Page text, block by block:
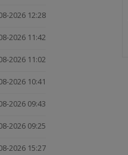
2026 12:28
2026 11:42
2026 11:02
2026 10:41
2026 09:43
2026 09:25
2026 15:27